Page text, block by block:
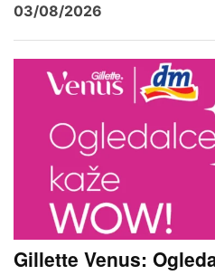
03/08/2026
Gillette Venus: